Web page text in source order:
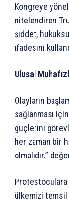
Kongreye
nitelendiren
şiddet,
ifadesini
Ulusal
Olayların
sağlanması
güçlerini
her zaman bir
olmalıdır.”
Protestoculara
ülkemizi